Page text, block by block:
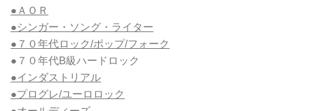
●ＡＯＲ
●シンガー・ソング・ライター
●７０年代ロック/ポップ/フォーク
●７０年代B級ハードロック
●インダストリアル
●プログレ/ユーロロック